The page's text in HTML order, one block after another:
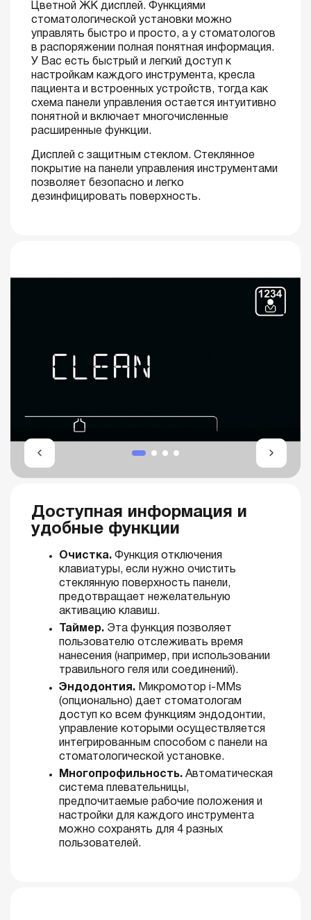
Цветной ЖК дисплей. Функциями
стоматологической установки можно
управлять быстро и просто, а у стоматологов
в распоряжении полная понятная информация.
У Вас есть быстрый и легкий доступ к
настройкам каждого инструмента, кресла
пациента и встроенных устройств, тогда как
схема панели управления остается интуитивно
понятной и включает многочисленные
расширенные функции.
Дисплей с защитным стеклом. Стеклянное
покрытие на панели управления инструментами
позволяет безопасно и легко
дезинфицировать поверхность.
Доступная информация и
удобные функции
Очистка. Функция отключения
клавиатуры, если нужно очистить
стеклянную поверхность панели,
предотвращает нежелательную
активацию клавиш.
Таймер. Эта функция позволяет
пользователю отслеживать время
нанесения (например, при использовании
травильного геля или соединений).
Эндодонтия. Микромотор i-MMs
(опционально) дает стоматологам
доступ ко всем функциям эндодонтии,
управление которыми осуществляется
интегрированным способом с панели на
стоматологической установке.
Многопрофильность. Автоматическая
система плевательницы,
предпочитаемые рабочие положения и
настройки для каждого инструмента
можно сохранять для 4 разных
пользователей.